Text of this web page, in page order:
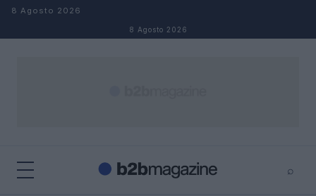
Salta al contenuto
8 Agosto 2026
8 Agosto 2026
⌕